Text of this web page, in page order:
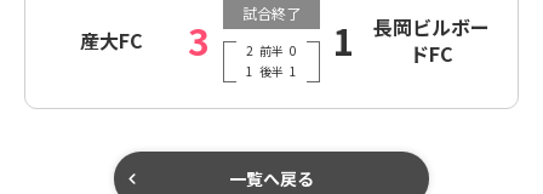
産大FC 3
試合終了
2 前半 0
1 後半 1
1
長岡ビルボー
ドFC
一覧へ戻る